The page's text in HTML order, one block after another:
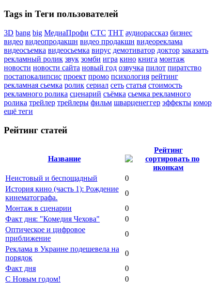
Tags in Теги пользователей
3D bang big МедиаПрофи СТС ТНТ аудиорассказ бизнес
видео видеопродакшн видео продакшн видеореклама
видеосъемка видеосьемка вирус демотиватор доктор заказать
рекламный ролик звук зомби игра кино книга монтаж
новости новости сайта новый год озвучка пилот пиратство
постапокалипсис проект промо психология рейтинг
рекламная сьемка ролик сериал сеть статья стоимость
рекламного ролика сценарий съёмка сьемка рекламного
ролика трейлер трейлеры фильм шварценеггер эффекты юмор
ещё теги
Рейтинг статей
Название
Рейтинг
Неистовый и беспощадный
0
История кино (часть 1): Рождение
кинематографа.
0
Монтаж в сценарии
0
Факт дня: "Комедия Чехова"
0
Оптическое и цифровое
приближение
0
Реклама в Украине подешевела на
порядок
0
Факт дня
0
С Новым годом!
0